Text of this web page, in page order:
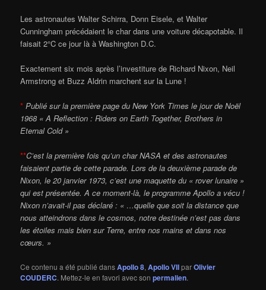
Les astronautes Walter Schirra, Donn Eisele, et Walter
Cunningham précédaient le char dans une voiture décapotable. Il
faisait 2°C ce jour là à Washington D.C.
Exactement six mois après l’investiture de Richard Nixon, Neil
Armstrong et Buzz Aldrin marchent sur la Lune !
* Publié sur la première page du New York Times le jour de Noël
1968 « A Reflection : Riders on Earth Together, Brothers in
Eternal Cold »
**C’est la première fois qu’un char NASA et des astronautes
faisaient partie de cette parade. Lors de la deuxième parade de
Nixon, le 20 janvier 1973, c’est une maquette du « rover lunaire »
qui est présentée. A ce moment-là, le programme Apollo a vécu !
Nixon n’avait-il pas déclaré : « …quelle que soit la distance que
nous atteindrons dans le cosmos, notre destinée n’est pas dans
les étoiles mais bien sur Terre, entre nos mains et dans nos
cœurs. »
Ce contenu a été publié dansApollo 8,Apollo VIIparOlivier
COUDERC. Mettez-le en favori avec sonpermalien.